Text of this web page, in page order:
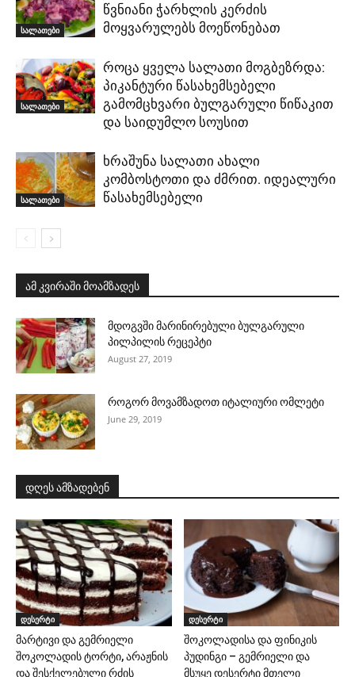
სალათები
წვნიანი ჭარხლის კერძის
მოყვარულებს მოეწონებათ
სალათები
როცა ყველა სალათი მოგბეზრდა:
პიკანტური წასახემსებელი
გამომცხვარი ბულგარული წიწაკით
და საიდუმლო სოუსით
სალათები
ხრაშუნა სალათი ახალი
კომბოსტოთი და ძმრით. იდეალური
წასახემსებელი
ამ კვირაში მოამზადეს
მდოგვში მარინირებული ბულგარული
პილპილის რეცეპტი
August 27, 2019
როგორ მოვამზადოთ იტალიური ომლეტი
June 29, 2019
დღეს ამზადებენ
დესერტი
მარტივი და გემრიელი
შოკოლადის ტორტი, არაჟნის
და შესქელებული რძის
დესერტი
შოკოლადისა და ფინიკის
პუდინგი – გემრიელი და
მსუყე დესერტი მთელი